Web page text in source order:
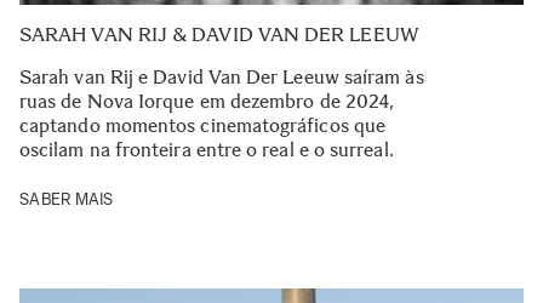
SARAH VAN RIJ & DAVID VAN DER LEEUW
Sarah van Rij e David Van Der Leeuw saíram às
ruas de Nova Iorque em dezembro de 2024,
captando momentos cinematográficos que
oscilam na fronteira entre o real e o surreal.
SABER MAIS